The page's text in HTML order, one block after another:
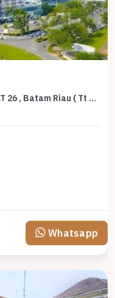
Apartemen One Residence Batam LT 26 , Batam Riau ( Tt 8797 )
Whatsapp